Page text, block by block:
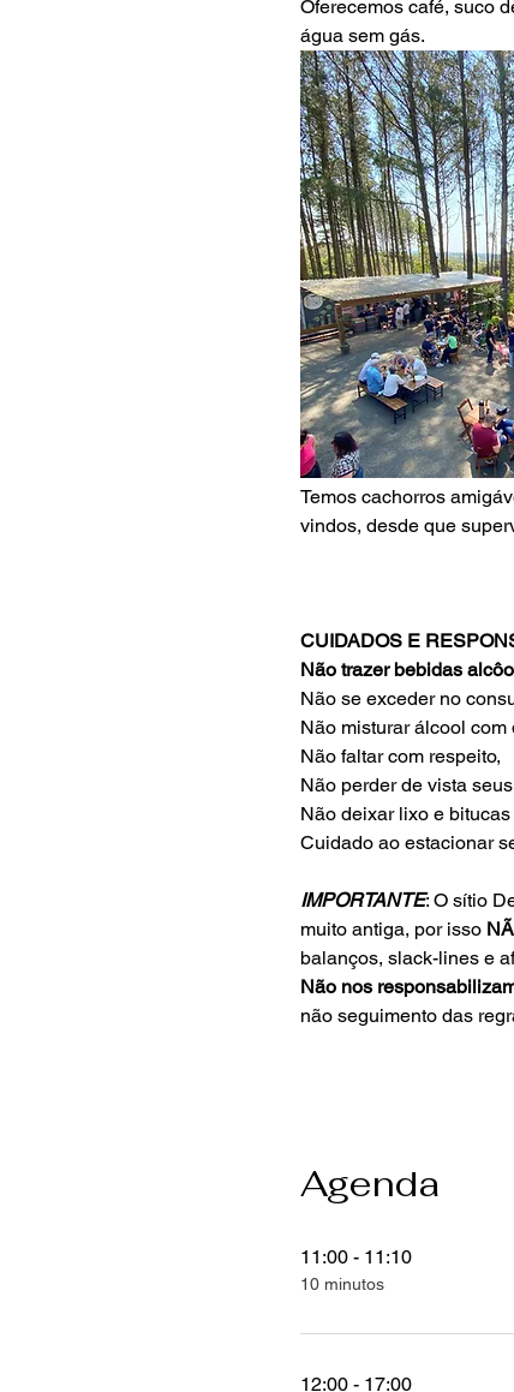
Oferecemos café, suco
água sem gás.
Temos cachorros
vindos, desde que
CUIDADOS E
Não trazer bebidas
Não se exceder no
Não misturar álcool com
Não faltar com respeito,
Não perder de vista
Não deixar lixo e
Cuidado ao estacionar
IMPORTANTE: O sítio
muito antiga, por isso
balanços, slack-lines e
Não nos
não seguimento das
Agenda
11:00 - 11:10
10 minutos
12:00 - 17:00